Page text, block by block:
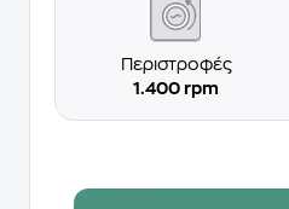
Περιστροφές
1.400 rpm